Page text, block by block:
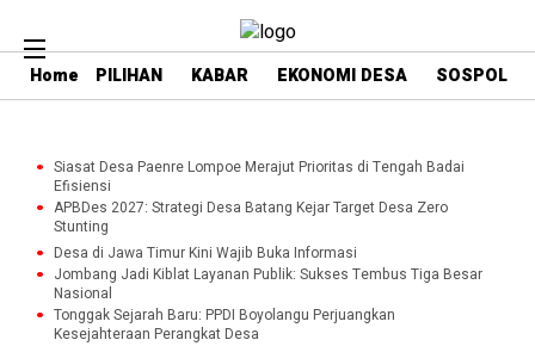
Home PILIHAN KABAR EKONOMI DESA SOSPOL
Siasat Desa Paenre Lompoe Merajut Prioritas di Tengah Badai
Efisiensi
APBDes 2027: Strategi Desa Batang Kejar Target Desa Zero
Stunting
Desa di Jawa Timur Kini Wajib Buka Informasi
Jombang Jadi Kiblat Layanan Publik: Sukses Tembus Tiga Besar
Nasional
Tonggak Sejarah Baru: PPDI Boyolangu Perjuangkan
Kesejahteraan Perangkat Desa